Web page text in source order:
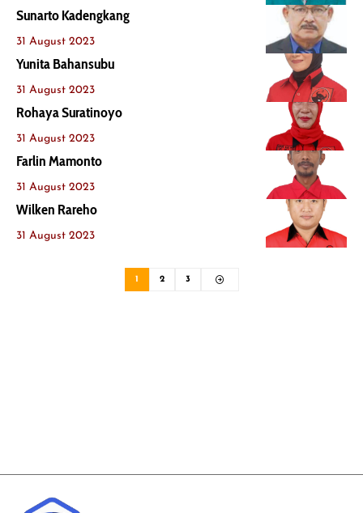
Sunarto Kadengkang
31 August 2023
Yunita Bahansubu
31 August 2023
Rohaya Suratinoyo
31 August 2023
Farlin Mamonto
31 August 2023
Wilken Rareho
31 August 2023
1 2 3